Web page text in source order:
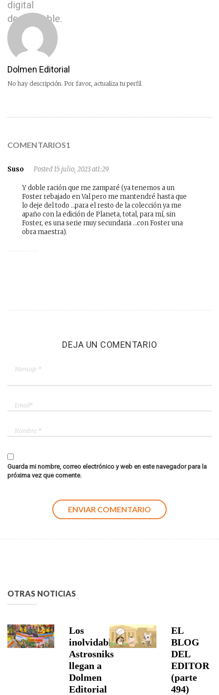
digital
descargable.
Dolmen Editorial
No hay descripción. Por favor, actualiza tu perfil.
COMENTARIOS1
Suso Posted 15 julio, 2023 at1:29
Y doble ración que me zamparé (ya tenemos a un
Foster rebajado en Val pero me mantendré hasta que
lo deje del todo …para el resto de la colección ya me
apaño con la edición de Planeta, total, para mí, sin
Foster, es una serie muy secundaria …con Foster una
obra maestra).
DEJA UN COMENTARIO
Guarda mi nombre, correo electrónico y web en este navegador para la
próxima vez que comente.
OTRAS NOTICIAS
Los
inolvidables
Astrosniks
llegan a
Dolmen
Editorial
EL
BLOG
DEL
EDITOR
(parte
494)